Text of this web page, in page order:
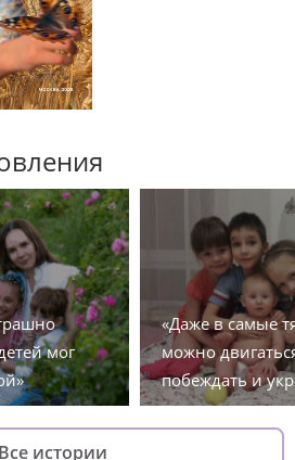
мог
«Даже в самые
можно
побеждать и
Все истории